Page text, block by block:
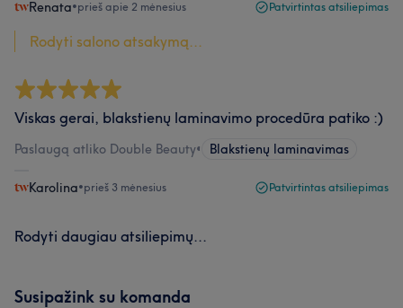
Renata•prieš apie 2 mėnesius Patvirtintas atsiliepimas
Rodyti salono atsakymą...
Viskas gerai, blakstienų laminavimo procedūra patiko :)
Paslaugą atliko Double Beauty• Blakstienų laminavimas
Karolina•prieš 3 mėnesius Patvirtintas atsiliepimas
Rodyti daugiau atsiliepimų...
Susipažink su komanda